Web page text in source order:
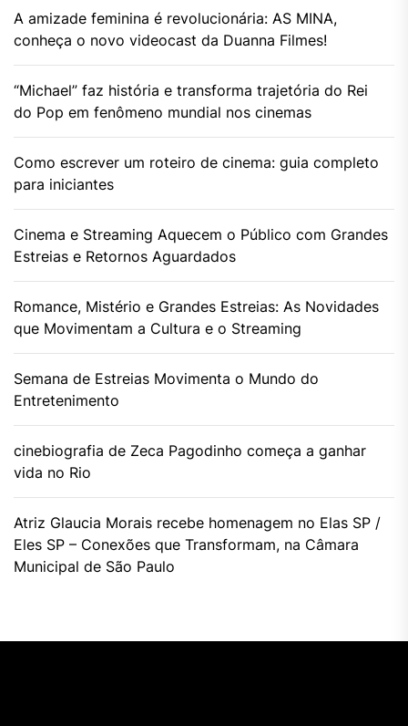
A amizade feminina é revolucionária: AS MINA,
conheça o novo videocast da Duanna Filmes!
“Michael” faz história e transforma trajetória do Rei
do Pop em fenômeno mundial nos cinemas
Como escrever um roteiro de cinema: guia completo
para iniciantes
Cinema e Streaming Aquecem o Público com Grandes
Estreias e Retornos Aguardados
Romance, Mistério e Grandes Estreias: As Novidades
que Movimentam a Cultura e o Streaming
Semana de Estreias Movimenta o Mundo do
Entretenimento
cinebiografia de Zeca Pagodinho começa a ganhar
vida no Rio
Atriz Glaucia Morais recebe homenagem no Elas SP /
Eles SP – Conexões que Transformam, na Câmara
Municipal de São Paulo